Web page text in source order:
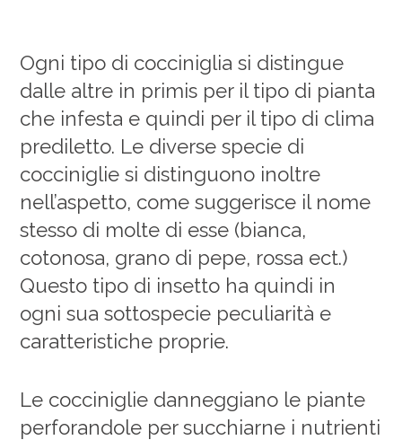
Ogni tipo di cocciniglia si distingue
dalle altre in primis per il tipo di pianta
che infesta e quindi per il tipo di clima
prediletto. Le diverse specie di
cocciniglie si distinguono inoltre
nell’aspetto, come suggerisce il nome
stesso di molte di esse (bianca,
cotonosa, grano di pepe, rossa ect.)
Questo tipo di insetto ha quindi in
ogni sua sottospecie peculiarità e
caratteristiche proprie.
Le cocciniglie danneggiano le piante
perforandole per succhiarne i nutrienti